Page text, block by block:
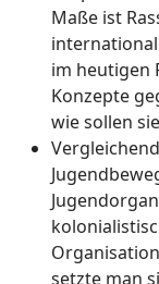
Maße ist
im heutigen
Konzepte
wie sollen
setzte man